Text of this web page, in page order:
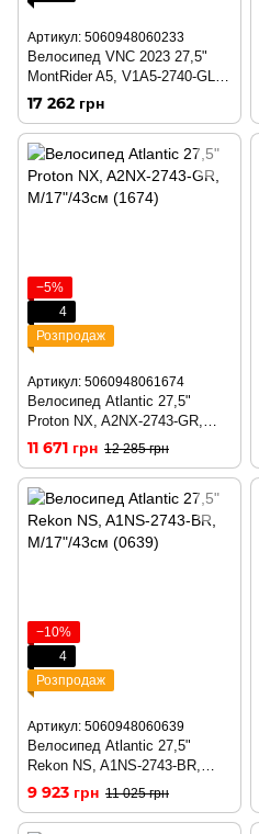
Артикул: 5060948060233
Велосипед VNC 2023 27,5"
MontRider A5, V1A5-2740-GL,
40см (0233)
17 262 грн
−5%
4
Розпродаж
Артикул: 5060948061674
Велосипед Atlantic 27,5"
Proton NX, A2NX-2743-GR,
M/17"/43см (1674)
11 671 грн 12 285 грн
−10%
4
Розпродаж
Артикул: 5060948060639
Велосипед Atlantic 27,5"
Rekon NS, A1NS-2743-BR,
M/17"/43см (0639)
9 923 грн 11 025 грн